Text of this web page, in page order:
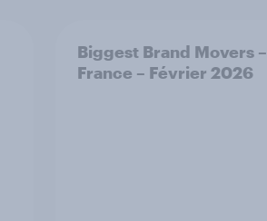
Biggest Brand Movers –
France – Février 2026